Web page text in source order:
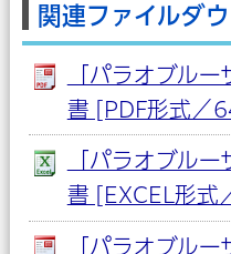
関連ファイルダ
「パラオブル
書 [PDF形式／
「パラオブル
書 [EXCEL形式
「パラオブル